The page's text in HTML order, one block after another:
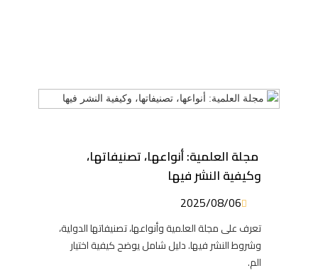
مجلة العلمية: أنواعها، تصنيفاتها،
وكيفية النشر فيها
2025/08/06
تعرف على مجلة العلمية وأنواعها، تصنيفاتها الدولية،
وشروط النشر فيها. دليل شامل يوضح كيفية اختيار
الم.